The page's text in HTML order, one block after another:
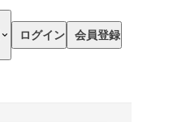
ログイン 会員登録